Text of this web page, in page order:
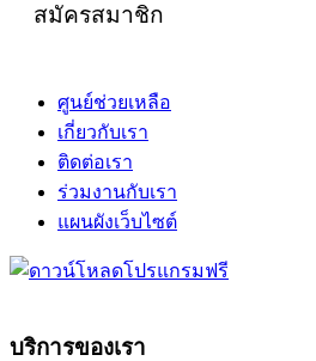
สมัครสมาชิก
ศูนย์ช่วยเหลือ
เกี่ยวกับเรา
ติดต่อเรา
ร่วมงานกับเรา
แผนผังเว็บไซต์
บริการของเรา